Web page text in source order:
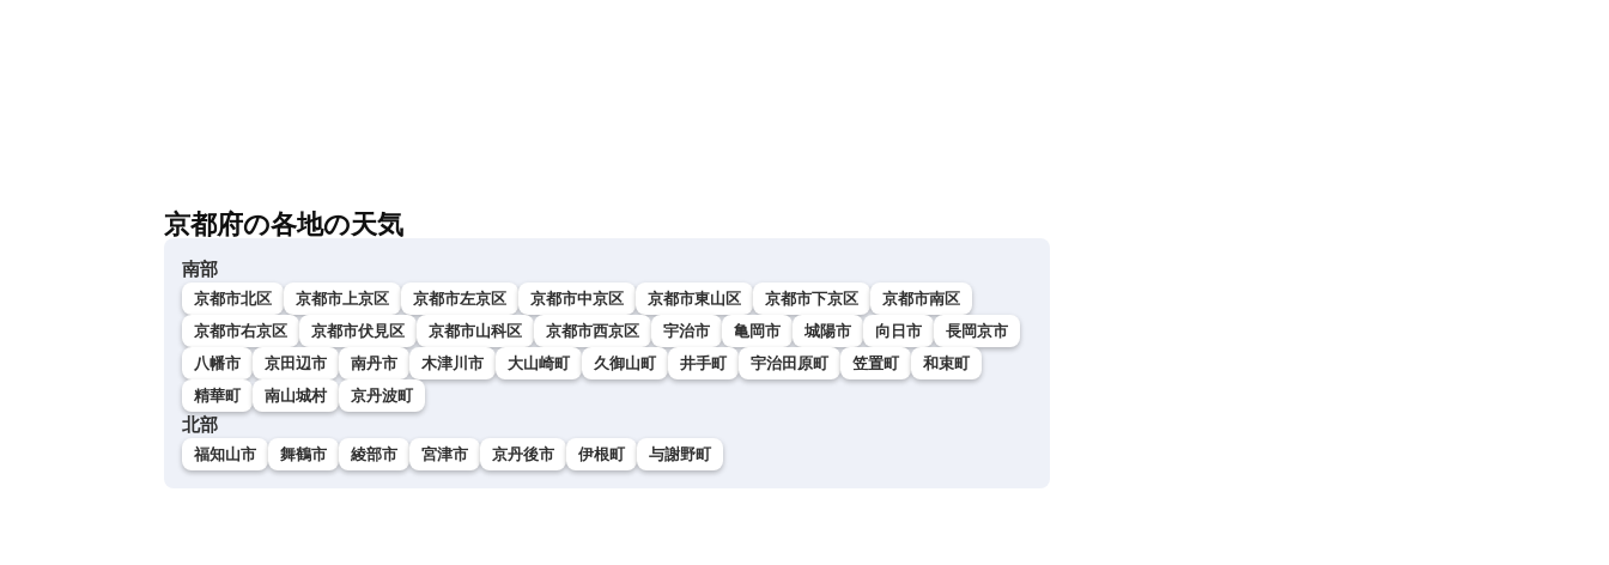
京都府の各地の天気
南部
京都市北区 京都市上京区 京都市左京区 京都市中京区 京都市東山区 京都市下京区
京都市南区
京都市右京区
京都市伏見区 京都市山科区 京都市西京区 宇治市 亀岡市 城陽市 向日市
長岡京市
八幡市
京田辺市 南丹市 木津川市 大山崎町 久御山町 井手町 宇治田原町 笠置町
和束町
精華町
南山城村 京丹波町
北部
福知山市 舞鶴市 綾部市 宮津市 京丹後市 伊根町 与謝野町